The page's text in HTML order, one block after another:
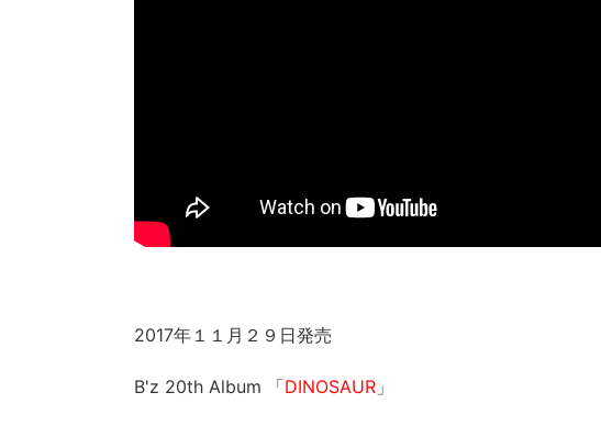
2017年１１月２９日発売
B'z 20th Album 「DINOSAUR 」